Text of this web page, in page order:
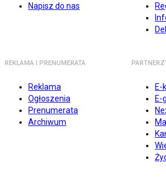
Napisz do nas
REKLAMA I PRENUMERATA
Reklama
Ogłoszenia
Prenumerata
Archiwum
E-
E-